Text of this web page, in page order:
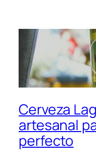
Cerveza
artesanal
perfecto